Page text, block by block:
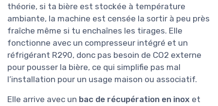
théorie, si ta bière est stockée à température
ambiante, la machine est censée la sortir à peu près
fraîche même si tu enchaînes les tirages. Elle
fonctionne avec un compresseur intégré et un
réfrigérant R290, donc pas besoin de CO2 externe
pour pousser la bière, ce qui simplifie pas mal
l’installation pour un usage maison ou associatif.
Elle arrive avec un bac de récupération en inox et